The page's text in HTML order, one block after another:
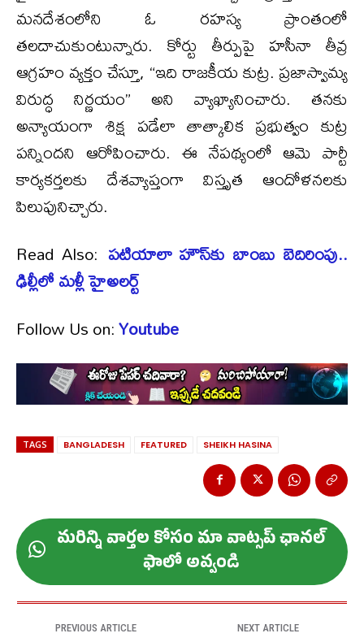
మనదేశంలోని ఓ రహస్య ప్రాంతంలో
తలదాచుకుంటున్నారు. కోర్టు తీర్పుపై హసీనా తీవ్ర
ఆగ్రహం వ్యక్తం చేస్తూ, “ఇది రాజకీయ కుట్ర. ప్రజాస్వామ్య
విరుద్ధ నిర్ణయం” అని వ్యాఖ్యానించారు. తనకు
అన్యాయంగా శిక్ష పడేలా తాత్కాలిక ప్రభుత్వం కుట్ర
పన్నిందని ఆరోపించారు. ఈ నేపథ్యంలో ఆమె పార్టీ
కార్యకర్తలకు దేశవ్యాప్తంగా విస్తృత ఆందోళనలకు
పిలుపునిచ్చారు.
Read Also: పటియాలా హౌస్‌కు బాంబు బెదిరింపు..
ఢిల్లీలో మళ్లీ హైఅలర్ట్
Follow Us on:Youtube
TAGS BANGLADESH FEATURED SHEIKH HASINA
మ‌రిన్ని వార్త‌ల కోసం మా వాట్స‌ప్ ఛాన‌ల్
ఫాలో అవ్వండి
PREVIOUS ARTICLE NEXT ARTICLE